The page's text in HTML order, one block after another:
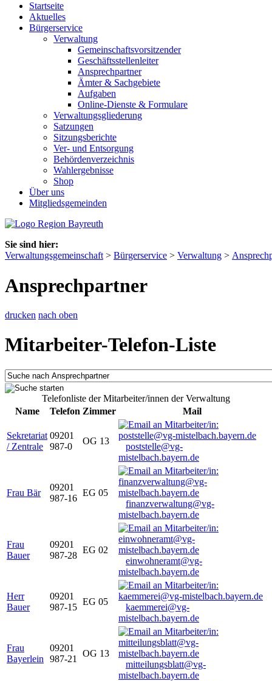
Startseite
Aktuelles
Bürgerservice
Verwaltung
Gemeinschaftsvorsitzender
Geschäftsstellenleiter
Ansprechpartner
Ämter & Sachgebiete
Aufgaben
Online-Dienste & Formulare
Verwaltungsgliederung
Satzungen
Sitzungsberichte
Ver- und Entsorgung
Behördenverzeichnis
Wahlergebnisse
Shop
Über uns
Mitgliedsgemeinden
Sie sind hier:
Verwaltungsgemeinschaft > Bürgerservice > Verwaltung >
Ansprechpartner
drucken nach oben
Mitarbeiter-Telefon-Liste
Telefonliste der Mitarbeiter/innen der Verwaltung
Name
Telefon Zimmer Mail
Sekretariat
/ Zentrale
09201
987-0
OG 13
poststelle@vg-
mistelbach.bayern.de
Frau Bär
09201
987-16
EG 05
finanzverwaltung@vg-
mistelbach.bayern.de
Frau
Bauer
09201
987-28
EG 02
einwohneramt@vg-
mistelbach.bayern.de
Herr
Bauer
09201
987-15
EG 05
kaemmerei@vg-
mistelbach.bayern.de
Frau
Bayerlein
09201
987-21
OG 13
mitteilungsblatt@vg-
mistelbach.bayern.de